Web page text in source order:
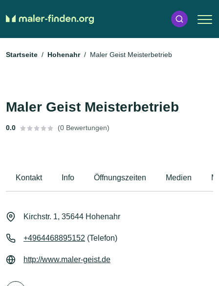
Startseite Hohenahr Maler Geist Meisterbetrieb
Maler Geist Meisterbetrieb
0.0 (0 Bewertungen)
Kontakt Info Öffnungszeiten Medien
Kirchstr. 1, 35644 Hohenahr
+4964468895152 (Telefon)
http://www.maler-geist.de